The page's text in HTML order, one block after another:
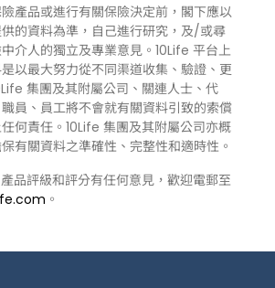
產品或進行有關保險決定前，閣下應以
的資料為準，自己進行研究，及/或尋
介人的獨立及專業意見。10Life 平台上
以最大努力從不同渠道收集、驗證、更
集團及其附屬公司、關連人士、代
員、員工將不會就有關資料引致的索償
何責任。10Life 集團及其附屬公司亦概
有關資料之準確性、完整性和適時性。
品評級和評分有任何意見，歡迎電郵至
。